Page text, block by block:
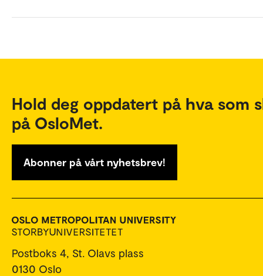
Hold deg oppdatert på hva som
på OsloMet.
Abonner på vårt nyhetsbrev!
Postboks 4, St. Olavs plass
0130 Oslo